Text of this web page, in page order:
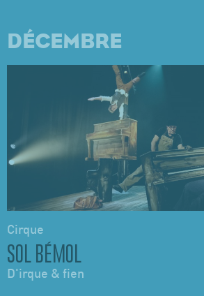
DÉCEMBRE
Cirque
SOL BÉMOL
D'irque & fien